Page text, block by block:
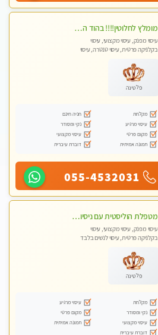
מומלץ לחלוטין!!!! בהוד השרון מעסה מקצועית לעיסוי ברמה גבוהה VIP תתקשר .....
עיסוי מפנק, עיסוי מקצועי, עיסוי
בקלניקה פרטית, עיסוי טנטרה, עיסוי
פלטינה
מקלחת
חניה חינם
עיסוי מרגיע
נקי ומסודר
מקום פרטי
עיסוי מקצועי
תמונה אמיתית
דוברת עיברית
055-4532031
מטפלת הוליסטית עם ניסיון מעל עשור. עיסוי הוליסטי לגוף ולנשמה עם שמנים חמים מתאים: לגברים/נשים ונשים בהריון . ומקצועית ברמה גבוהה
עיסוי מפנק, עיסוי מקצועי, עיסוי
בקלניקה פרטית, עיסוי לנשים בלבד
פלטינה
מקלחת
עיסוי מרגיע
נקי ומסודר
מקום פרטי
עיסוי מקצועי
תמונה אמיתית
דוברת עיברית